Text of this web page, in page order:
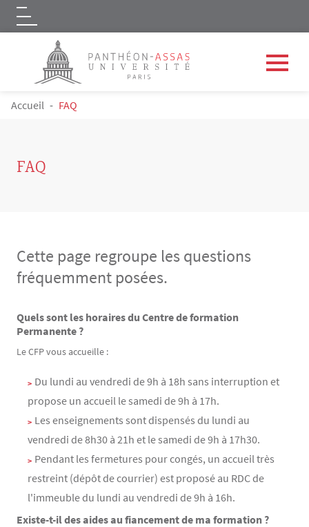
Aller au contenu principal
Logo
FIL D'ARIANE
Accueil FAQ
FAQ
Cette page regroupe les questions
fréquemment posées.
Contenu
Texte
Quels sont les horaires du Centre de formation
Permanente ?
Le CFP vous accueille :
Du lundi au vendredi de 9h à 18h sans interruption et
propose un accueil le samedi de 9h à 17h.
Les enseignements sont dispensés du lundi au
vendredi de 8h30 à 21h et le samedi de 9h à 17h30.
Pendant les fermetures pour congés, un accueil très
restreint (dépôt de courrier) est proposé au RDC de
l'immeuble du lundi au vendredi de 9h à 16h.
Existe-t-il des aides au fiancement de ma formation ?